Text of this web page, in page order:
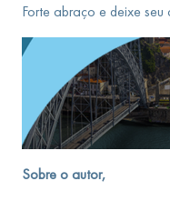
Forte abraço e deixe seu
Sobre o autor,